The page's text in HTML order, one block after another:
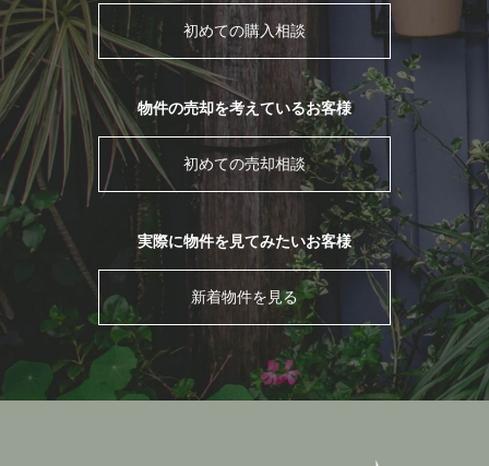
初めての購入相談
物件の売却を考えているお客様
初めての売却相談
実際に物件を見てみたいお客様
新着物件を見る